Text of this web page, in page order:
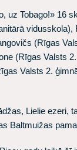
uz Tobago!» 16
vidusskola),
(Rīgas
(Rīgas Valsts
Valsts 2.
Lielie ezeri,
Baltmuižas